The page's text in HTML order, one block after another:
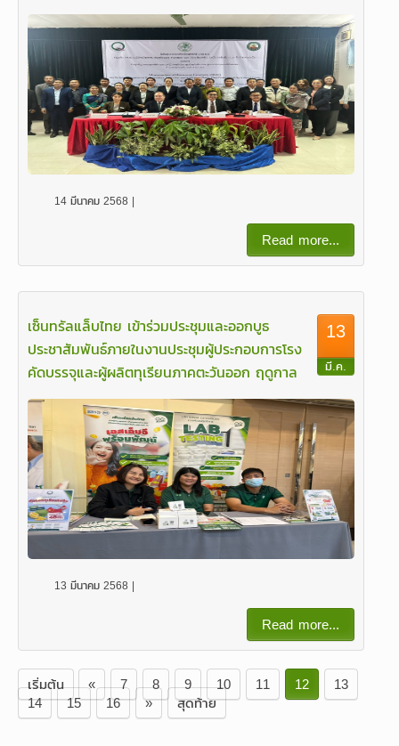
14 มีนาคม 2568 |
Read more...
13
มี.ค.
เซ็นทรัลแล็บไทย เข้าร่วมประชุมและออกบูธ
ประชาสัมพันธ์ภายในงานประชุมผู้ประกอบการโรง
คัดบรรจุและผู้ผลิตทุเรียนภาคตะวันออก ฤดูกาล
ผลิตปี 2568 จ.จันทบุรี
13 มีนาคม 2568 |
Read more...
เริ่มต้น « 7 8 9 10 11 12
13
14
15 16 » สุดท้าย